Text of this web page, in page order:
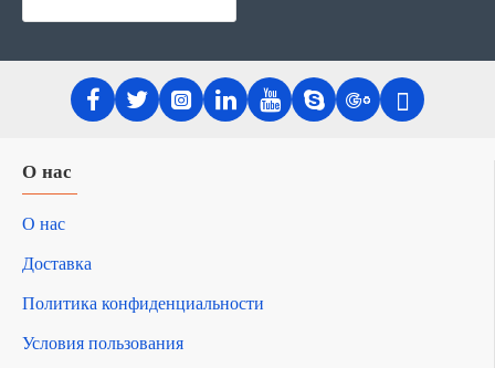
О нас
О нас
Доставка
Политика конфиденциальности
Условия пользования